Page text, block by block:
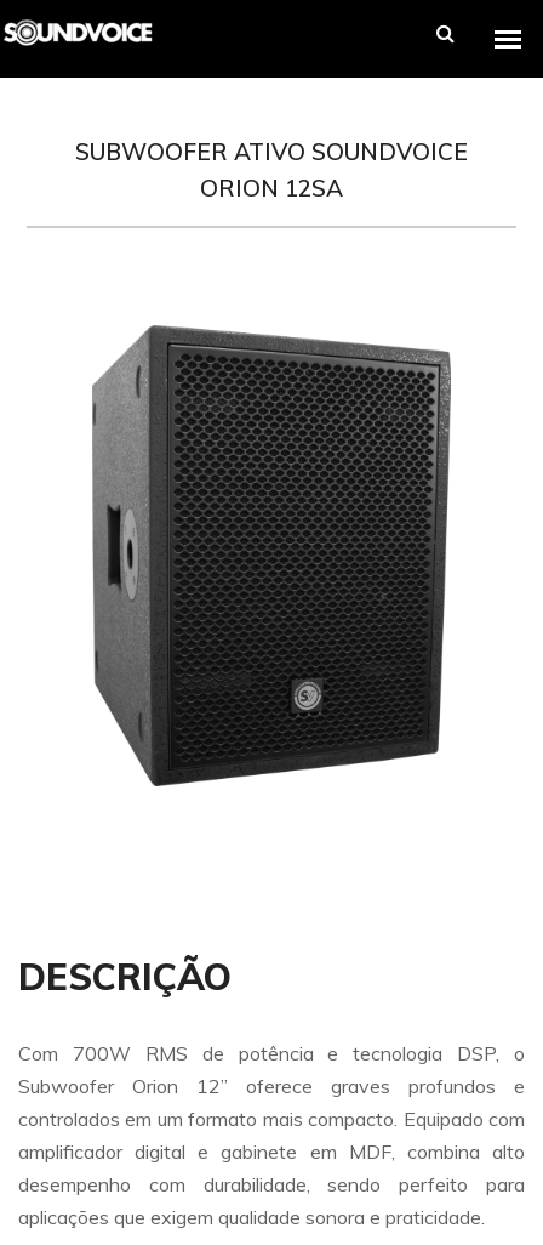
SUBWOOFER ATIVO SOUNDVOICE
ORION 12SA
DESCRIÇÃO
Com 700W RMS de potência e tecnologia DSP, o
Subwoofer Orion 12” oferece graves profundos e
controlados em um formato mais compacto. Equipado com
amplificador digital e gabinete em MDF, combina alto
desempenho com durabilidade, sendo perfeito para
aplicações que exigem qualidade sonora e praticidade.